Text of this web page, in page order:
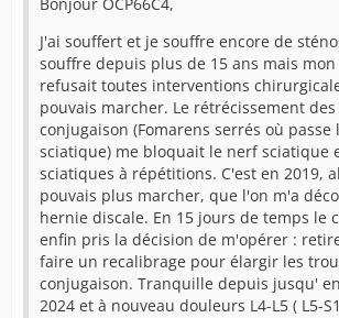
J'ai souffert et je souffre encore de
souffre depuis plus de 15 ans mais
refusait toutes interventions
pouvais marcher. Le rétrécissement
conjugaison (Fomarens serrés où passe
sciatique) me bloquait le nerf sciatique
sciatiques à répétitions. C'est en 2019,
pouvais plus marcher, que l'on m'a
hernie discale. En 15 jours de temps le
enfin pris la décision de m'opérer :
faire un recalibrage pour élargir les
conjugaison. Tranquille depuis jusqu'
2024 et à nouveau douleurs L4-L5 ( L5-